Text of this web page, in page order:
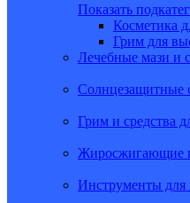
Показать
Косметика
Грим для
Лечебные мази и
Солнцезащитные
Грим и средства
Жиросжигающие
Инструменты для